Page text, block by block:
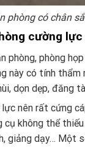
phòng có chân
cường lực
phòng, phòng
này có tính
dọn dẹp, đăng
nên rất cứng
không thể
giảng dạy… Một